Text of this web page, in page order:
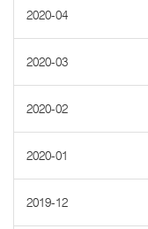
2020-04
2020-03
2020-02
2020-01
2019-12